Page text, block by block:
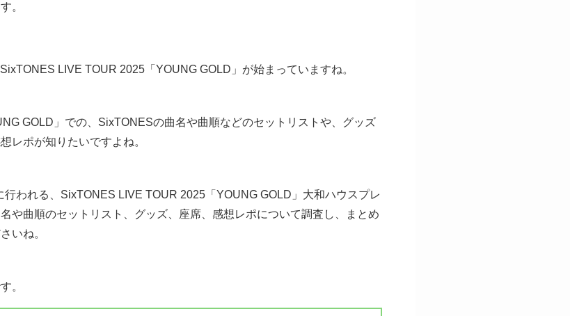
。
LIVE TOUR 2025「YOUNG GOLD」が始まっていますね。
GOLD」での、SixTONESの曲名や曲順などのセットリストや、グッズ
レポが知りたいですよね。
われる、SixTONES LIVE TOUR 2025「YOUNG GOLD」大和ハウスプレ
や曲順のセットリスト、グッズ、座席、感想レポについて調査し、まとめ
いね。
。